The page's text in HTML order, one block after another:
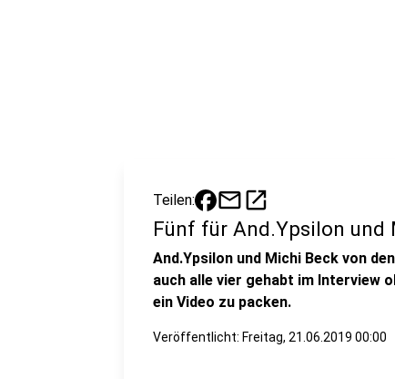
Teilen: mailopen_in_new
Fünf für And.Ypsilon und
And.Ypsilon und Michi Beck von
auch alle vier gehabt im Interview
ein Video zu packen.
Veröffentlicht: Freitag, 21.06.2019 00:00